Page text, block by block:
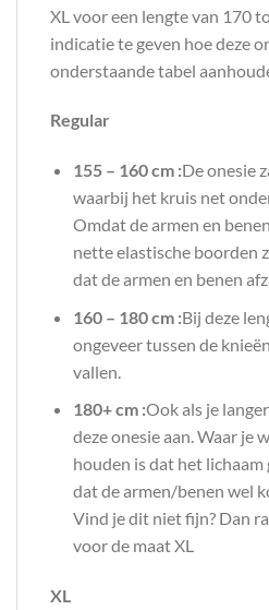
XL voor een lengte van 170
indicatie te geven hoe deze
onderstaande tabel
Regular
155 – 160 cm :De onesie
waarbij het kruis net
Omdat de armen en
nette elastische boorden
dat de armen en benen
160 – 180 cm :Bij deze
ongeveer tussen de
vallen.
180+ cm :Ook als je
deze onesie aan. Waar je
houden is dat het lichaam
dat de armen/benen wel
Vind je dit niet fijn? Dan
voor de maat XL
XL